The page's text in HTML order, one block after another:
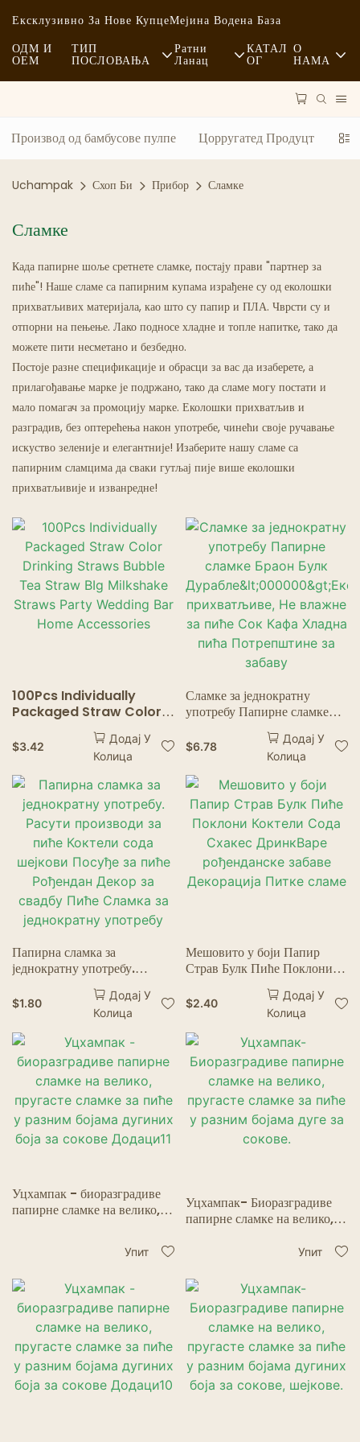
Ексклузивно За Нове КупцеМејина Водена База
ОДМ И
ОЕМ
ТИП
ПОСЛОВАЊА
Лежерно
Камиони Са Храном
Пекара
Масна Кашика
Ресторани Са Духовима
Ратни
Ланац
КАТАЛ
ОГ
О
НАМА
Вести
Одрживост
Производ од бамбусове пулпе Цорругатед Продуцт
Uchampak Схоп Би Прибор Сламке
Сламке
Када папирне шоље сретнете сламке, постају прави "партнер за
пиће"! Наше сламе са папирним купама израђене су од еколошки
прихватљивих материјала, као што су папир и ПЛА. Чврсти су и
отпорни на пењење. Лако подносе хладне и топле напитке, тако да
можете пити несметано и безбедно.
Постоје разне спецификације и обрасци за вас да изаберете, а
прилагођавање марке је подржано, тако да сламе могу постати и
мало помагач за промоцију марке. Еколошки прихватљив и
разградив, без оптерећења након употребе, чинећи своје ручавање
искуство зеленије и елегантније! Изаберите нашу сламе са
папирним сламцима да сваки гутљај пије више еколошки
прихватљивије и изванредне!
100Pcs Individually
Packaged Straw Color
Drinking Straws Bubble
Tea Straw BIg Milkshake
Straws Party Wedding
Bar Home Accessories
$3.42
Додај У
Колица
Сламке за једнократну
употребу Папирне сламке
Дурабле<000000>Еколошк
и прихватљиве, Не влажне
за пиће Сок Кафа Хладна
пића Потрепштине за забаву
$6.78
Додај У
Колица
Папирна сламка за
једнократну употребу.
Расути производи за пиће
Коктели сода шејкови
Посуђе за пиће Рођендан
Декор за свадбу Пиће Сламка
за једнократну употребу
$1.80
Додај У
Колица
Мешовито у боји Папир
Страв Булк Пиће Поклони
Коктели Сода Схакес
ДринкВаре рођенданске
забаве Декорација Питке
сламе
$2.40
Додај У
Колица
Уцхампак - биоразградиве
папирне сламке на велико,
разним бојама дугиних боја
Упит
Уцхампак- Биоразградиве
папирне сламке на велико,
разним бојама дуге за сокове.
Упит